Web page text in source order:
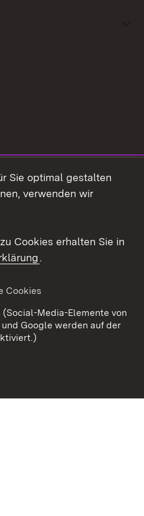
Datenschutz
Cookies
Sie optimal gestalten
verwenden wir
Cookies erhalten Sie in
.
Cookies
Media-Elemente von
Google werden auf der